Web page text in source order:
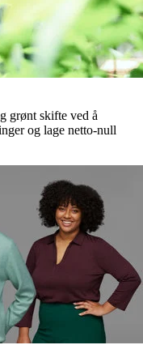
grønt skifte ved å
og lage netto-null